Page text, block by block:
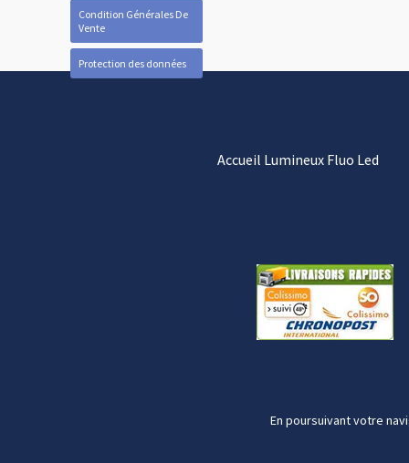
Condition Générales De
Vente
Protection des données
Accueil Lumineux Fluo Led
En poursuivant votre